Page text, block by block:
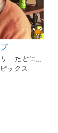
2024年12月16日週 ウィークリーたどにて放送
ックス